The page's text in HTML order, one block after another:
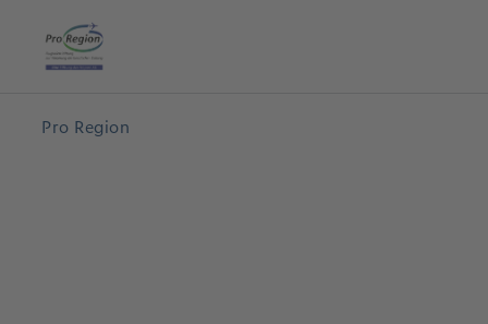
Startseite
Pro Region